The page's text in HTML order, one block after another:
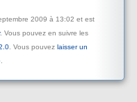
2009 à 13:02 et est
. Vous pouvez en suivre les
. Vous pouvez laisser un